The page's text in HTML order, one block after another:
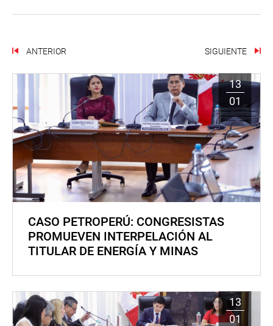
ANTERIOR SIGUIENTE
13
01
CASO PETROPERÚ: CONGRESISTAS
PROMUEVEN INTERPELACIÓN AL
TITULAR DE ENERGÍA Y MINAS
13
01